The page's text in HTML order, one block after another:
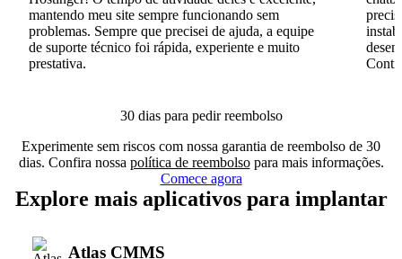
mantendo meu site sempre funcionando sem
problemas. Sempre que precisei de ajuda, a equipe
de suporte técnico foi rápida, experiente e muito
prestativa.
30 dias para pedir reembolso
Experimente sem riscos com nossa garantia de reembolso de 30
dias. Confira nossa política de reembolsopara mais informações.
Comece agora
Explore mais aplicativos para implantar
Atlas CMMS